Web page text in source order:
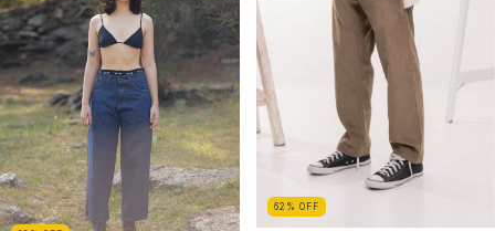
62 % OFF